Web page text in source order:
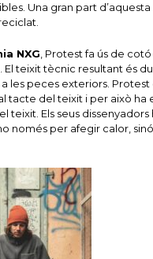
Una gran part
NXG , Protest fa ús de
El teixit tècnic resultant és
les peces exteriors. Protest
tacte del teixit i per això ha
teixit. Els seus
només per afegir calor,